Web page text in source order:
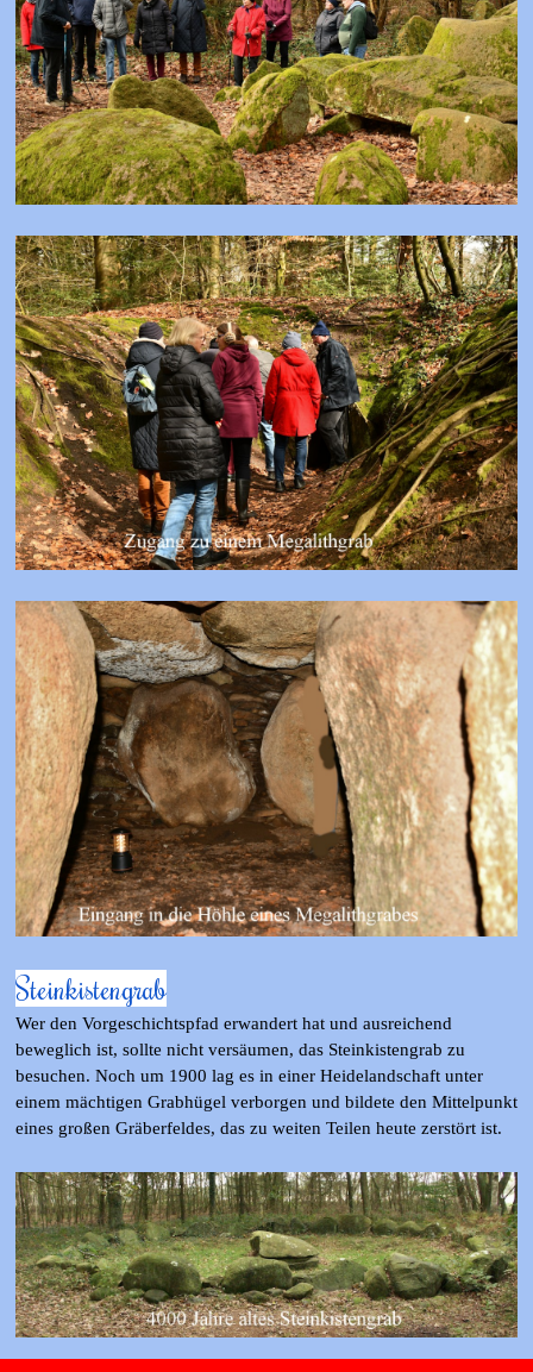
Steinkistengrab
Wer den Vorgeschichtspfad erwandert hat und ausreichend
beweglich ist, sollte nicht versäumen, das Steinkistengrab zu
besuchen. Noch um 1900 lag es in einer Heidelandschaft unter
einem mächtigen Grabhügel verborgen und bildete den Mittelpunkt
eines großen Gräberfeldes, das zu weiten Teilen heute zerstört ist.